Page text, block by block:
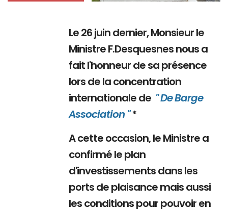
Le 26 juin dernier, Monsieur le
Ministre F.Desquesnes nous a
fait l'honneur de sa présence
lors de la concentration
internationale de " De Barge
Association "*
A cette occasion, le Ministre a
confirmé le plan
d'investissements dans les
ports de plaisance mais aussi
les conditions pour pouvoir en